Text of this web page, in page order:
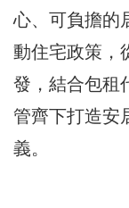
心、可負擔的
動住宅政策，
發，結合包租
管齊下打造安
義。